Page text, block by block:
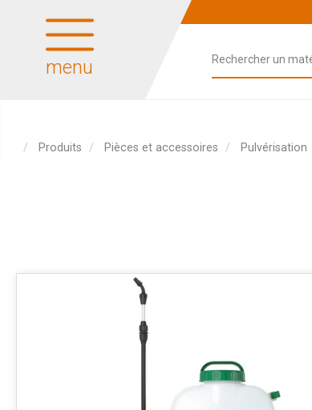
menu
Produits Pièces et accessoires Pulvérisation